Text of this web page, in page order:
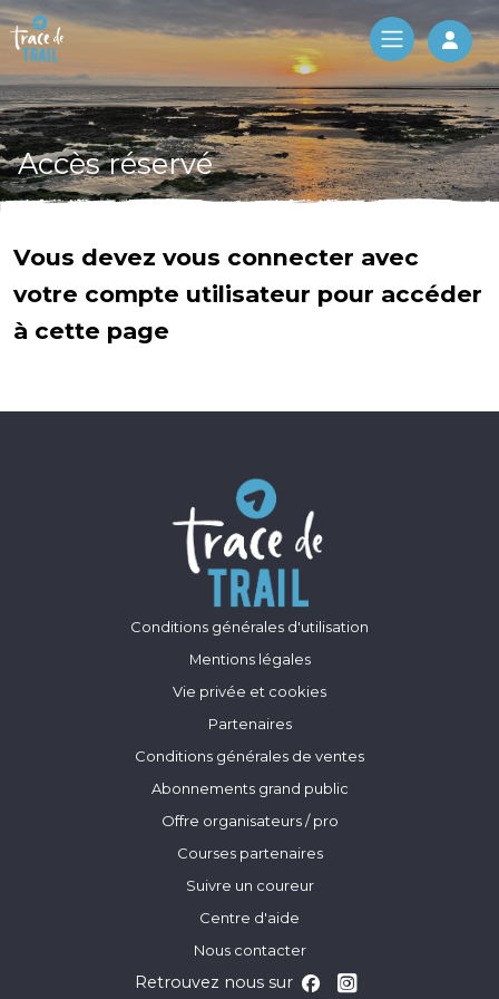
Log
Accès réservé
Vous devez vous connecter avec
votre compte utilisateur pour accéder
à cette page
Conditions générales d'utilisation
Mentions légales
Vie privée et cookies
Partenaires
Conditions générales de ventes
Abonnements grand public
Offre organisateurs / pro
Courses partenaires
Suivre un coureur
Centre d'aide
Nous contacter
Retrouvez nous sur